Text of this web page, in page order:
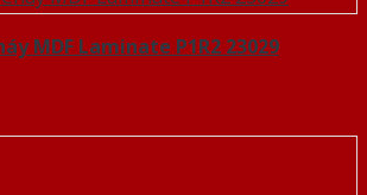
MDF Laminate P1R2 23029